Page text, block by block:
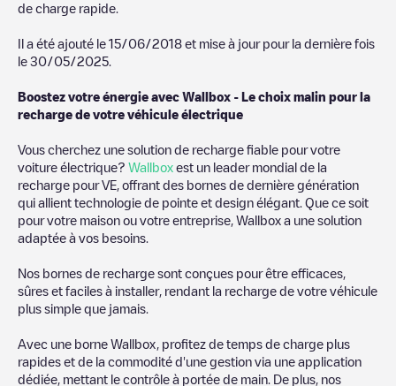
de charge rapide.
Il a été ajouté le 15/06/2018 et mise à jour pour la dernière fois
le 30/05/2025
Boostez votre énergie avec Wallbox - Le choix malin pour la
recharge de votre véhicule électrique
Vous cherchez une solution de recharge fiable pour votre
voiture électrique? Wallbox est un leader mondial de la
recharge pour VE, offrant des bornes de dernière génération
qui allient technologie de pointe et design élégant. Que ce soit
pour votre maison ou votre entreprise, Wallbox a une solution
adaptée à vos besoins.
Nos bornes de recharge sont conçues pour être efficaces,
sûres et faciles à installer, rendant la recharge de votre véhicule
plus simple que jamais.
Avec une borne Wallbox, profitez de temps de charge plus
rapides et de la commodité d'une gestion via une application
dédiée, mettant le contrôle à portée de main. De plus, nos